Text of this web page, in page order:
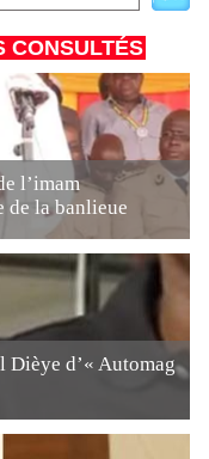
CONSULTÉS
l’imam
de la banlieue
d’« Automag